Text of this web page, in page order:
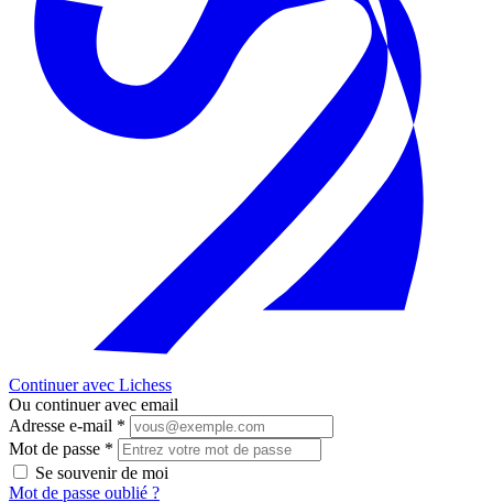
Continuer avec Lichess
Ou continuer avec email
Adresse e-mail *
Mot de passe *
Se souvenir de moi
Mot de passe oublié ?